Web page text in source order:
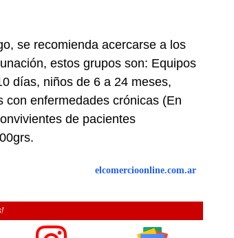
se recomienda acercarse a los
estos grupos son: Equipos
días, niños de 6 a 24 meses,
con enfermedades crónicas (En
de pacientes
elcomercioonline.com.ar